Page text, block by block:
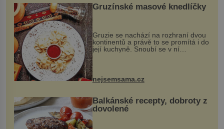
Gruzínské masové knedlíčky
Gruzie se nachází na rozhraní dvou
kontinentů a právě to se promítá i do
její kuchyně. Snoubí se v ní
evropské a asijské chutě a díky tomu
vznikají rozmanité a chuťově bohaté
pokrmy, které rozhodně st...
nejsemsama.cz
Balkánské recepty, dobroty z
dovolené